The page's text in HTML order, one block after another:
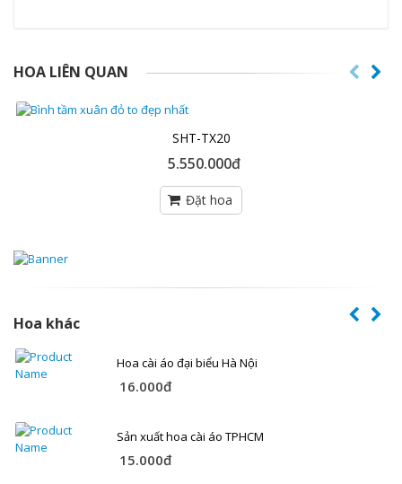
HOA LIÊN QUAN
SHT-TX20
5.550.000đ
Hoa khác
Hoa cài áo đại biểu Hà Nội
16.000đ
Sản xuất hoa cài áo TPHCM
15.000đ